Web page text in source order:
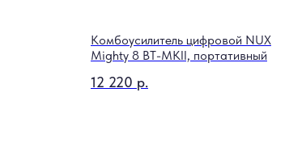
Комбоусилитель цифровой NUX
Mighty 8 BT-MKII, портативный
12 220 р.